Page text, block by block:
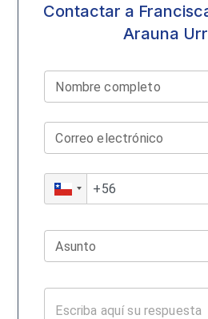
Contactar a
Arauna
Nombre completo
Correo electrónico
Asunto